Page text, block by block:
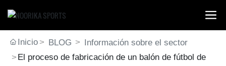
Inicio BLOG
Información sobre el sector
El proceso de fabricación de un balón de fútbol de